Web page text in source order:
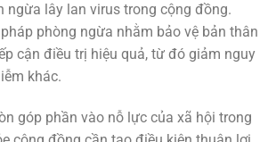
ngừa lây lan virus trong cộng đồng.
phòng ngừa nhằm bảo vệ bản thân
cận điều trị hiệu quả, từ đó giảm nguy
khác.
góp phần vào nỗ lực của xã hội trong